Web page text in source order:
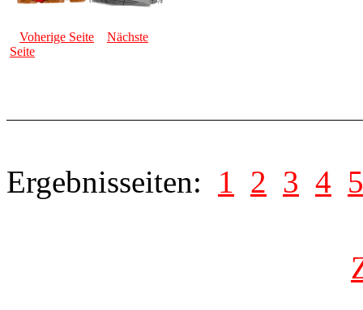
Voherige Seite
Nächste
Seite
Ergebnisseiten: 1 2 3 4 5